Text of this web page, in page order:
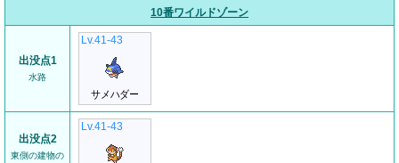
10番ワイルドゾーン
出没点1
水路
Lv.41-43
サメハダー
出没点2
東側の建物の
Lv.41-43